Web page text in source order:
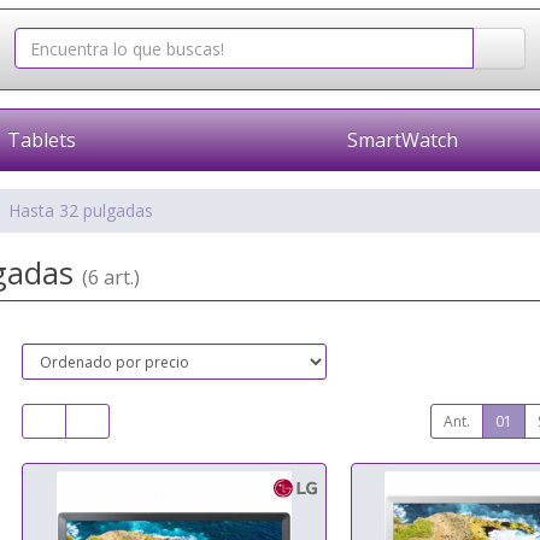
Tablets SmartWatch
Hasta 32 pulgadas
(6 art.)
Ant. 01